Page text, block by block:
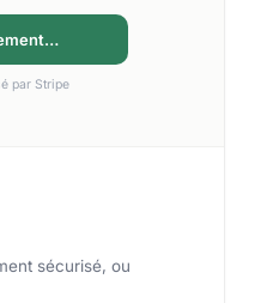
par Stripe
sécurisé, ou